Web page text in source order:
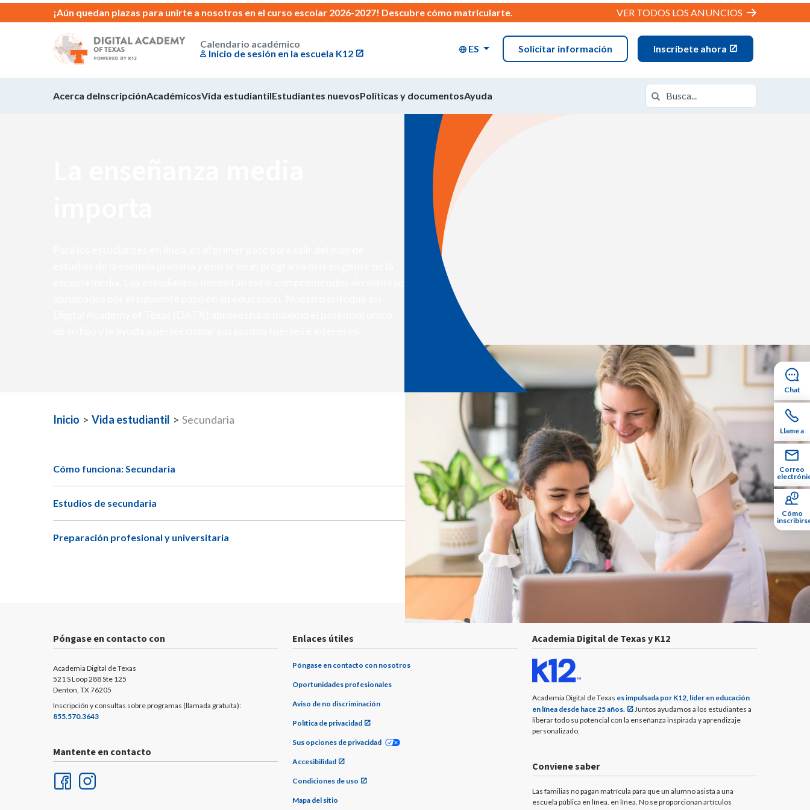
¡Aún quedan plazas para unirte a nosotros en el curso escolar 2026-2027! Descubre cómo matricularte. VER TODOS LOS ANUNCIOS
Calendario académico
Inicio de sesión en la escuela K12
ES Solicitar información Inscríbete ahora
Acerca deInscripciónAcadémicosVida estudiantilEstudiantes nuevosPolíticas y documentosAyuda Buscar en https://datx.k12.com/
Buscar en
Inicio > Vida estudiantil > Secundaria
Cómo funciona: Secundaria
Estudios de secundaria
Preparación profesional y universitaria
Póngase en contacto con
Academia Digital de Texas
521 S Loop 288 Ste 125
Denton, TX 76205
Inscripción y consultas sobre programas (llamada gratuita):
855.570.3643
Mantente en contacto
Enlaces útiles
Póngase en contacto con nosotros
Oportunidades profesionales
Aviso de no discriminación
Política de privacidad
Sus opciones de privacidad
Accesibilidad
Condiciones de uso
Mapa del sitio
Academia Digital de Texas y K12
Academia Digital de Texas es impulsada por K12, líder en educación
en línea desde hace 25 años.
Juntos ayudamos a los estudiantes a
liberar todo su potencial con la enseñanza inspirada y aprendizaje
personalizado.
Conviene saber
Las familias no pagan matrícula para que un alumno asista a una
escuela pública en línea. en línea. No se proporcionan artículos
Chat
Llame a
Correo
Cómo